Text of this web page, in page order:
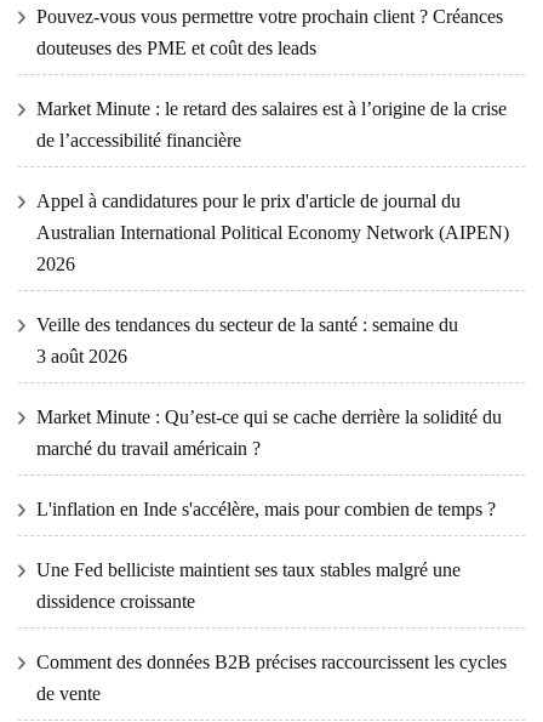
Pouvez-vous vous permettre votre prochain client ? Créances
douteuses des PME et coût des leads
Market Minute : le retard des salaires est à l’origine de la crise
de l’accessibilité financière
Appel à candidatures pour le prix d'article de journal du
Australian International Political Economy Network (AIPEN)
2026
Veille des tendances du secteur de la santé : semaine du
3 août 2026
Market Minute : Qu’est-ce qui se cache derrière la solidité du
marché du travail américain ?
L'inflation en Inde s'accélère, mais pour combien de temps ?
Une Fed belliciste maintient ses taux stables malgré une
dissidence croissante
Comment des données B2B précises raccourcissent les cycles
de vente